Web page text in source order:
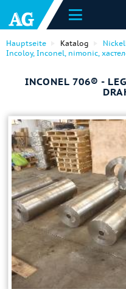
Hauptseite Katalog
Incoloy, Inconel, nimonic,
INCONEL 706® -